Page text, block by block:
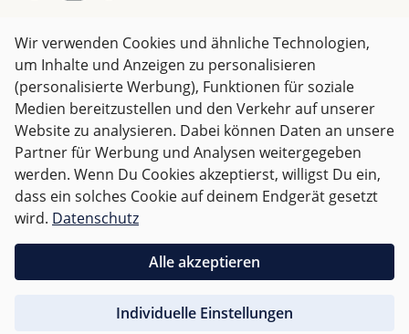
AGB Impressum
Datenschutz
Widerrufsrecht
Alle Preise inkl. gesetzl. Mehrwertsteuer zzgl.Versandkosten
und ggf. Nachnahmegebühren, wenn nicht anders
angegeben.
Für Deutschland sind Bestellungen ab 50,- EUR
versandkostenfrei.
Für andere Länder wird nachGewicht abgerechnet
Wir verwenden Cookies und ähnliche Technologien,
um Inhalte und Anzeigen zu personalisieren
(personalisierte Werbung), Funktionen für soziale
Medien bereitzustellen und den Verkehr auf unserer
Website zu analysieren. Dabei können Daten an unsere
Partner für Werbung und Analysen weitergegeben
werden. Wenn Du Cookies akzeptierst, willigst Du ein,
dass ein solches Cookie auf deinem Endgerät gesetzt
wird. Datenschutz
Individuelle Einstellungen
Alle akzeptieren